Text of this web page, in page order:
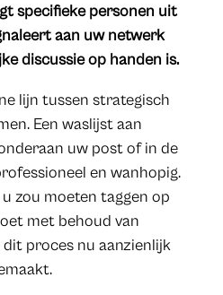
specifieke personen uit
aan uw netwerk
discussie op handen is.
lijn tussen strategisch
Een waslijst aan
uw post of in de
en wanhopig.
zou moeten taggen op
met behoud van
proces nu aanzienlijk